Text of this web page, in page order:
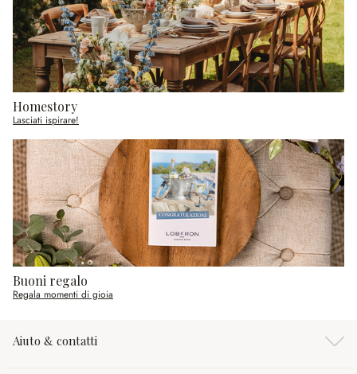
Homestory
Lasciati ispirare!
Buoni regalo
Regala momenti di gioia
Aiuto & contatti